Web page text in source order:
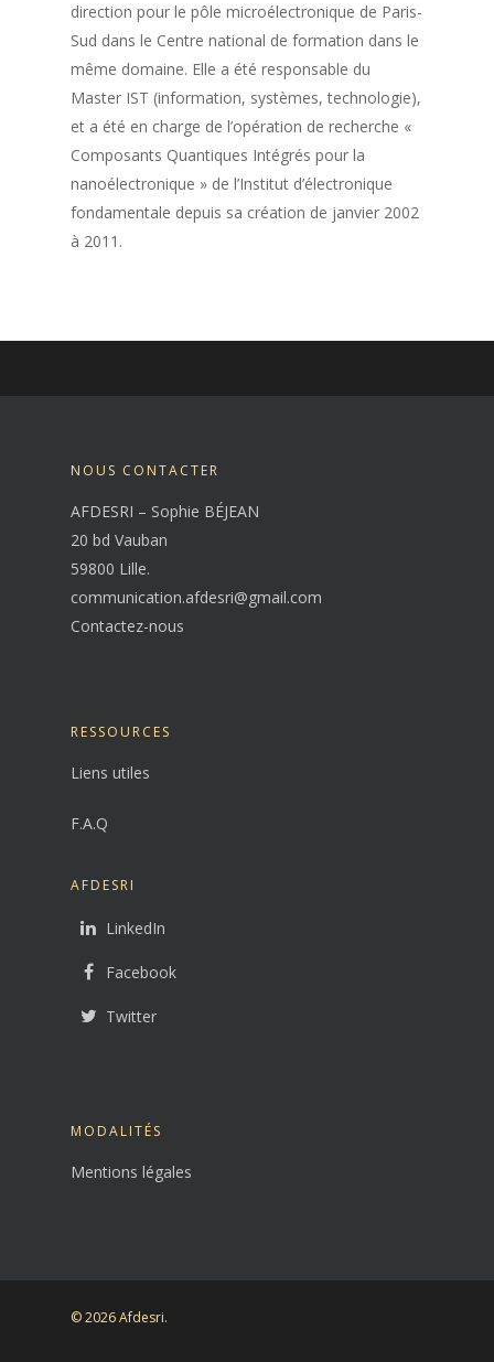
direction pour le pôle microélectronique de Paris-
Sud dans le Centre national de formation dans le
même domaine. Elle a été responsable du
Master IST (information, systèmes, technologie),
et a été en charge de l’opération de recherche «
Composants Quantiques Intégrés pour la
nanoélectronique » de l’Institut d’électronique
fondamentale depuis sa création de janvier 2002
à 2011.
NOUS CONTACTER
AFDESRI – Sophie BÉJEAN
20 bd Vauban
59800 Lille.
communication.afdesri@gmail.com
Contactez-nous
RESSOURCES
Liens utiles
F.A.Q
AFDESRI
LinkedIn
Facebook
Twitter
MODALITÉS
Mentions légales
© 2026 Afdesri.